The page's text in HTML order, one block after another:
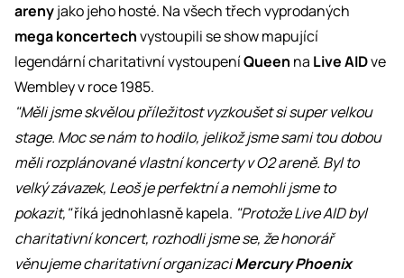
arenyjako jeho hosté. Na všech třech vyprodaných
mega koncertechvystoupili se show mapující
legendární charitativní vystoupeníQueen na Live AIDve
Wembley v roce 1985.
"Měli jsme skvělou příležitost vyzkoušet si super velkou
stage. Moc se nám to hodilo, jelikož jsme sami tou dobou
měli rozplánované vlastní koncerty v O2 areně. Byl to
velký závazek, Leoš je perfektní a nemohli jsme to
pokazit,"říká jednohlasně kapela. "Protože Live AID byl
charitativní koncert, rozhodli jsme se, že honorář
věnujeme charitativní organizaciMercury Phoenix